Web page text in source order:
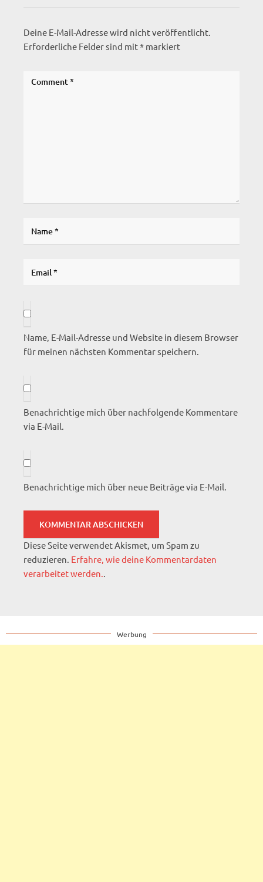
Deine E-Mail-Adresse wird nicht veröffentlicht.
Erforderliche Felder sind mit* markiert
Name, E-Mail-Adresse und Website in diesem Browser
für meinen nächsten Kommentar speichern.
Benachrichtige mich über nachfolgende Kommentare
via E-Mail.
Benachrichtige mich über neue Beiträge via E-Mail.
Diese Seite verwendet Akismet, um Spam zu
reduzieren. Erfahre, wie deine Kommentardaten
verarbeitet werden..
Werbung